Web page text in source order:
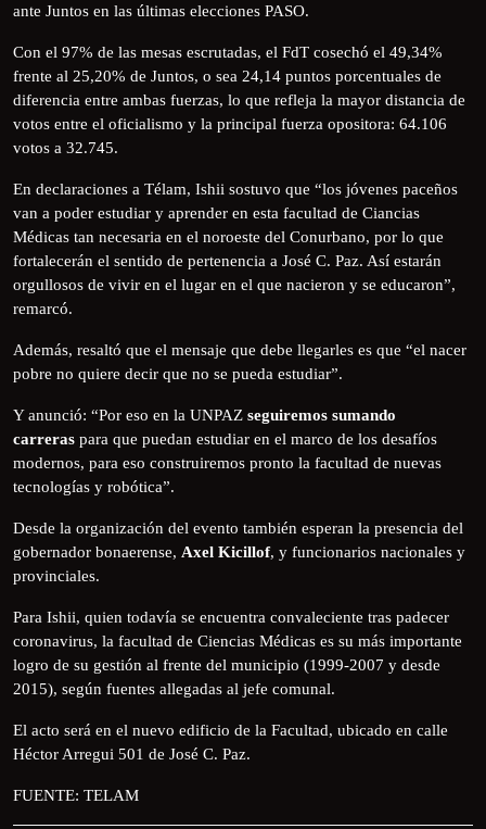
ante Juntos en las últimas elecciones PASO.
Con el 97% de las mesas escrutadas, el FdT cosechó el 49,34%
frente al 25,20% de Juntos, o sea 24,14 puntos porcentuales de
diferencia entre ambas fuerzas, lo que refleja la mayor distancia de
votos entre el oficialismo y la principal fuerza opositora: 64.106
votos a 32.745.
En declaraciones a Télam, Ishii sostuvo que “los jóvenes paceños
van a poder estudiar y aprender en esta facultad de Ciancias
Médicas tan necesaria en el noroeste del Conurbano, por lo que
fortalecerán el sentido de pertenencia a José C. Paz. Así estarán
orgullosos de vivir en el lugar en el que nacieron y se educaron”,
remarcó.
Además, resaltó que el mensaje que debe llegarles es que “el nacer
pobre no quiere decir que no se pueda estudiar”.
Y anunció: “Por eso en la UNPAZ seguiremos sumando
carreras para que puedan estudiar en el marco de los desafíos
modernos, para eso construiremos pronto la facultad de nuevas
tecnologías y robótica”.
Desde la organización del evento también esperan la presencia del
gobernador bonaerense, Axel Kicillof, y funcionarios nacionales y
provinciales.
Para Ishii, quien todavía se encuentra convaleciente tras padecer
coronavirus, la facultad de Ciencias Médicas es su más importante
logro de su gestión al frente del municipio (1999-2007 y desde
2015), según fuentes allegadas al jefe comunal.
El acto será en el nuevo edificio de la Facultad, ubicado en calle
Héctor Arregui 501 de José C. Paz.
FUENTE: TELAM